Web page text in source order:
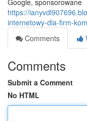
Google, sponsorowane
https://
internetowy-dla-firm-
Comments
Comments
Submit a Comment
No HTML